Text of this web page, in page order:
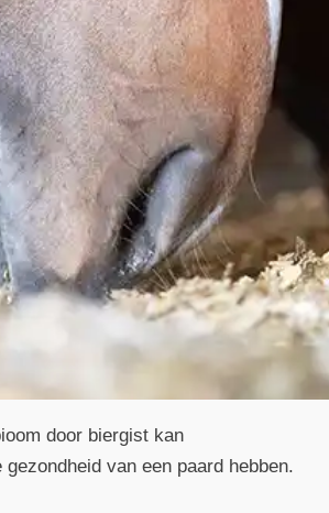
door biergist kan
van een paard hebben.